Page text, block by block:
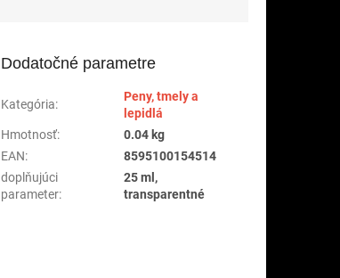
Dodatočné parametre
Kategória:
Peny, tmely a
lepidlá
Hmotnosť:
0.04 kg
EAN:
8595100154514
doplňujúci
parameter:
25 ml,
transparentné